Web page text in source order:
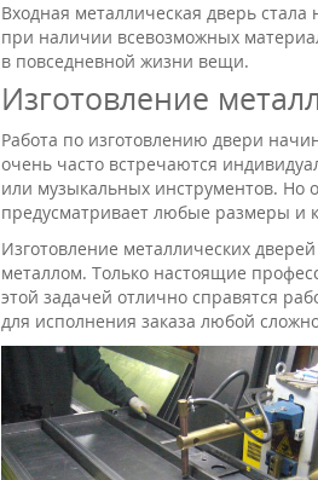
Входная металлическая дверь
при наличии всевозможных
в повседневной жизни вещи.
Изготовление
Работа по изготовлению двери
очень часто встречаются
или музыкальных инструментов. Но
предусматривает любые размеры
Изготовление металлических
металлом. Только настоящие
этой задачей отлично справятся
для исполнения заказа любой